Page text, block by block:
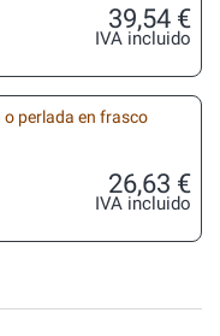
39,54 €
IVA incluido
perlada en frasco
26,63 €
IVA incluido